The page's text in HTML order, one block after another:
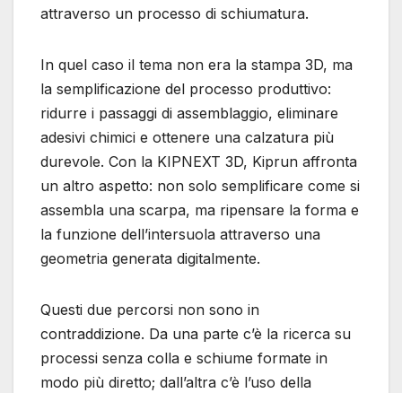
attraverso un processo di schiumatura.
In quel caso il tema non era la stampa 3D, ma
la semplificazione del processo produttivo:
ridurre i passaggi di assemblaggio, eliminare
adesivi chimici e ottenere una calzatura più
durevole. Con la KIPNEXT 3D, Kiprun affronta
un altro aspetto: non solo semplificare come si
assembla una scarpa, ma ripensare la forma e
la funzione dell’intersuola attraverso una
geometria generata digitalmente.
Questi due percorsi non sono in
contraddizione. Da una parte c’è la ricerca su
processi senza colla e schiume formate in
modo più diretto; dall’altra c’è l’uso della